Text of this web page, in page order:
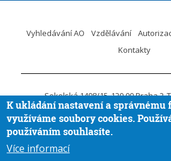
Vyhledávání AO Vzdělávání
Kontakty
Sokolská 1498/15 120 00 Praha 2
ID DS:krvaigt E-mail.:ckait@ckait.cz
Oznámení porušení
K ukládání nastavení a správnému
využíváme soubory cookies.
používáním souhlasíte.
Více informací